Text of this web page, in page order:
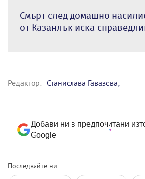
Смърт след домашно
от Казанлък иска
Редактор: Станислава Гавазова;
Добави ни в предпочитани
Google
Последвайте ни